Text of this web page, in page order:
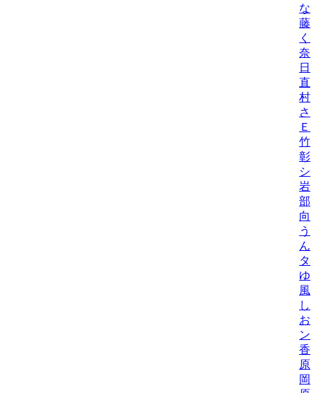
な
藤
く
奈
日
直
村
さ
Ｅ
竹
彰/
シ
岩
部
向
う
ん
タ
ゆ
風
し
お
ン
香/
原
岡